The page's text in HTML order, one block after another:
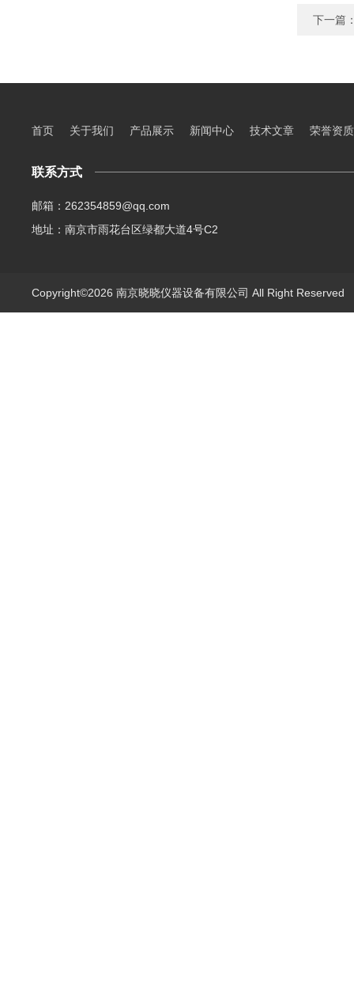
下一篇
首页 关于我们 产品展示 新闻中心 技术文章 荣誉资质
联系方式
邮箱：262354859@qq.com
地址：南京市雨花台区绿都大道4号C2
Copyright©2026 南京晓晓仪器设备有限公司 All Right